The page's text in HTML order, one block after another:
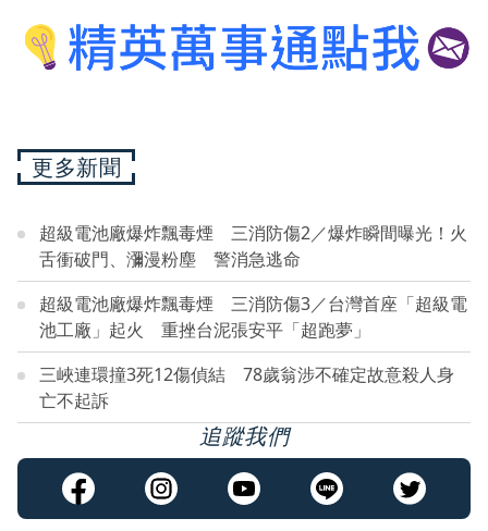
更多新聞
超級電池廠爆炸飄毒煙 三消防傷2／爆炸瞬間曝光！火
舌衝破門、瀰漫粉塵 警消急逃命
超級電池廠爆炸飄毒煙 三消防傷3／台灣首座「超級電
池工廠」起火 重挫台泥張安平「超跑夢」
三峽連環撞3死12傷偵結 78歲翁涉不確定故意殺人身
亡不起訴
追蹤我們